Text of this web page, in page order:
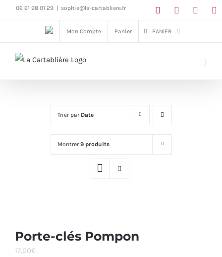
Passer06 61 98 01 29 sophie@la-cartabliere.fr
Mon Compte Panier PANIER
Trier par Date
Montrer9 produits
Porte-clés Pompon
17,00€